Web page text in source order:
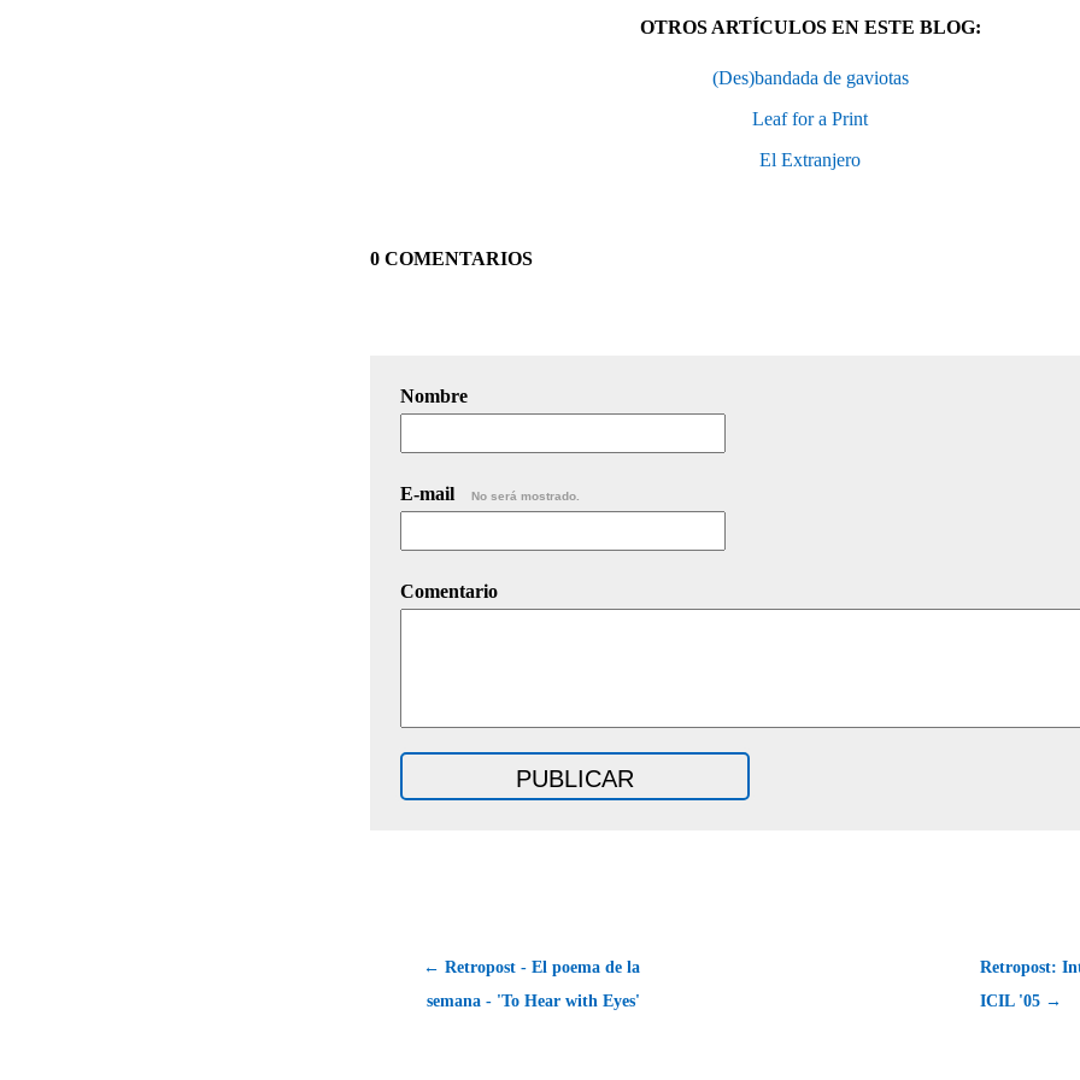
OTROS ARTÍCULOS EN ESTE BLOG:
(Des)bandada de gaviotas
Leaf for a Print
El Extranjero
0 COMENTARIOS
Nombre
E-mail No será mostrado.
Comentario
← Retropost - El poema de la
semana - 'To Hear with Eyes'
Retropost:
ICIL '05 →